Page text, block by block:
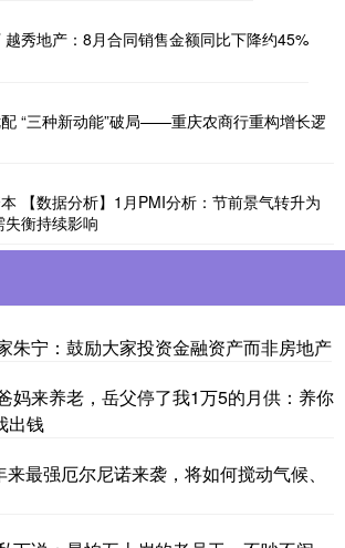
越秀地产：8月合同销售金额同比下降约45%
“三种新动能”破局——重庆农商行重构增长逻
【数据分析】1月PMI分析：节前景气转升为
失衡持续影响
朱宁：鼓励大家投资金融资产而非房地产
妈来养老，岳父停了我1万5的月供：养你
出钱
最强厄尔尼诺来袭，将如何搅动气候、